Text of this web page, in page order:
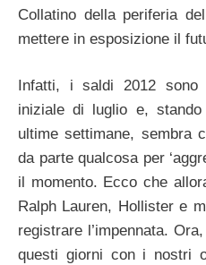
Collatino della periferia
mettere in esposizione il
Infatti, i saldi 2012
iniziale di luglio e,
ultime settimane, sembra
da parte qualcosa per
il momento. Ecco che
Ralph Lauren, Hollister e
registrare l’impennata.
questi giorni con i nostri